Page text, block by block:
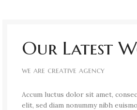
Our Latest
we are creative agency
Accum luctus dolor sit amet,
elit, sed diam nonummy nibh